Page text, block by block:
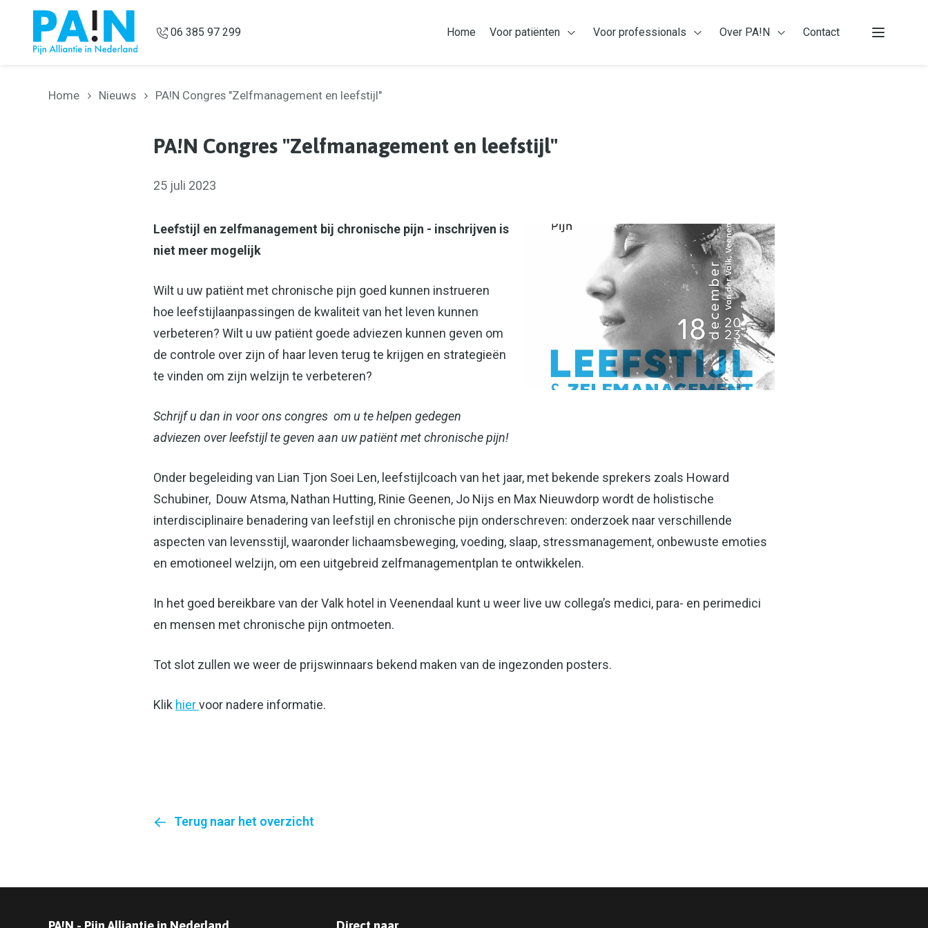
Overslaan en naar de inhoud gaan
06 385 97 299 Home Voor patiënten
Open Voor patiënten
Voor professionals Over PA!N Contact
Menu
Home Nieuws PA!N Congres "Zelfmanagement en leefstijl"
PA!N Congres "Zelfmanagement en leefstijl"
25 juli 2023
Leefstijl en zelfmanagement bij chronische pijn - inschrijven is
niet meer mogelijk
Wilt u uw patiënt met chronische pijn goed kunnen instrueren
hoe leefstijlaanpassingen de kwaliteit van het leven kunnen
verbeteren? Wilt u uw patiënt goede adviezen kunnen geven om
de controle over zijn of haar leven terug te krijgen en strategieën
te vinden om zijn welzijn te verbeteren?
Schrijf u dan in voor ons congres om u te helpen gedegen
adviezen over leefstijl te geven aan uw patiënt met chronische pijn!
Onder begeleiding van Lian Tjon Soei Len, leefstijlcoach van het jaar, met bekende sprekers zoals Howard
Schubiner, Douw Atsma, Nathan Hutting, Rinie Geenen, Jo Nijs en Max Nieuwdorp wordt de holistische
interdisciplinaire benadering van leefstijl en chronische pijn onderschreven: onderzoek naar verschillende
aspecten van levensstijl, waaronder lichaamsbeweging, voeding, slaap, stressmanagement, onbewuste emoties
en emotioneel welzijn, om een uitgebreid zelfmanagementplan te ontwikkelen.
In het goed bereikbare van der Valk hotel in Veenendaal kunt u weer live uw collega’s medici, para- en perimedici
en mensen met chronische pijn ontmoeten.
Tot slot zullen we weer de prijswinnaars bekend maken van de ingezonden posters.
Klik hiervoor nadere informatie.
Terug naar het overzicht